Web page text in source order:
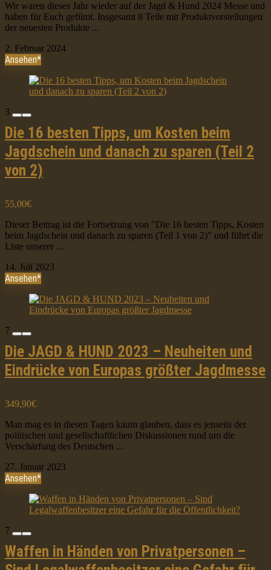
Wir waren dieses Jahr wieder auf der Jagd & Hund 2024 Messe und
haben für Euch gefilmt. Insgesamt 8 Teile mit Produktvorstellungen
der neuesten Produkte ...
2. Februar 2024
Ansehen*
3
Die 16 besten Tipps, um Kosten beim
Jagdschein und danach zu sparen (Teil 2
von 2)
55,00€
Dieser Beitrag ist die Fortsetzung von "Die 16 besten Tipps, Kosten
beim Jagdschein und danach zu sparen (Teil 1 von 2)" und führt die
Liste unserer ...
14. Juli 2023
Ansehen*
7
Die JAGD & HUND 2023 – Neuheiten und
Eindrücke von Europas größter Jagdmesse
349,90€
Man mag es in diesen Tagen kaum glauben, dass es jenseits der
politischen und gesellschaftlichen Diskussionen rund um die
Verschärfung des Deutschen ...
27. Januar 2023
Ansehen*
7
Waffen in Händen von Privatpersonen –